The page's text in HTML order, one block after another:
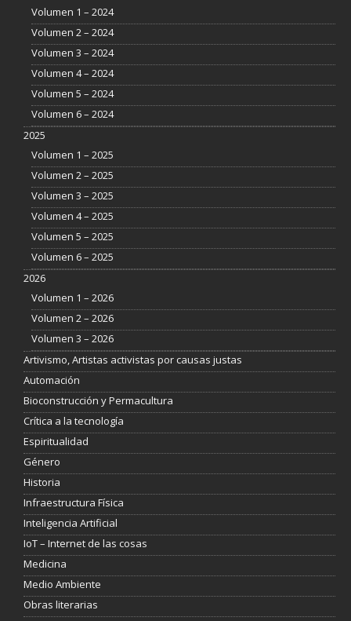
Volumen 1 – 2024
Volumen 2 – 2024
Volumen 3 – 2024
Volumen 4 – 2024
Volumen 5 – 2024
Volumen 6 – 2024
2025
Volumen 1 – 2025
Volumen 2 – 2025
Volumen 3 – 2025
Volumen 4 – 2025
Volumen 5 – 2025
Volumen 6 – 2025
2026
Volumen 1 – 2026
Volumen 2 – 2026
Volumen 3 – 2026
Artivismo, Artistas activistas por causas justas
Automación
Bioconstrucción y Permacultura
Crítica a la tecnología
Espiritualidad
Género
Historia
Infraestructura Física
Inteligencia Artificial
IoT – Internet de las cosas
Medicina
Medio Ambiente
Obras literarias